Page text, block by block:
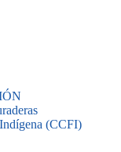
(CCFI)